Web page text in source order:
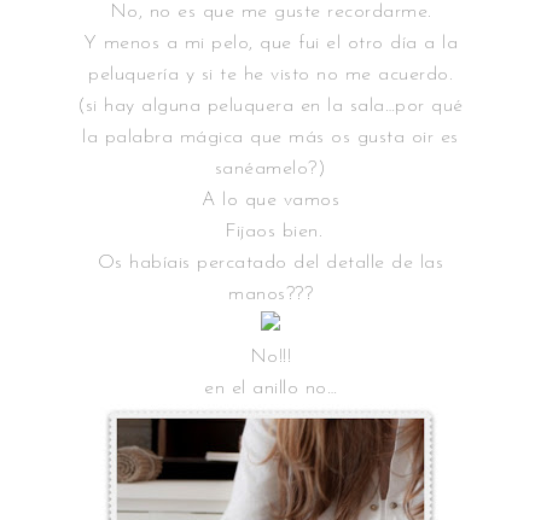
No, no es que me guste recordarme.
Y menos a mi pelo, que fui el otro día a la
peluquería y si te he visto no me acuerdo.
(si hay alguna peluquera en la sala…por qué
la palabra mágica que más os gusta oir es
sanéamelo?)
A lo que vamos
Fijaos bien.
Os habíais percatado del detalle de las
manos???
No!!!
en el anillo no…